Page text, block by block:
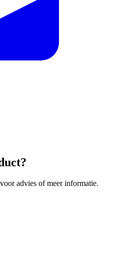
advies of meer informatie.